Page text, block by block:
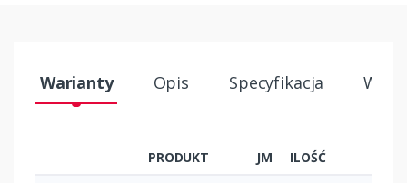
Warianty Opis Specyfikacja
PRODUKT JM ILOŚĆ